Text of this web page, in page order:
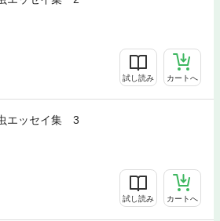
試し読み カートへ
エッセイ集 3
試し読み カートへ